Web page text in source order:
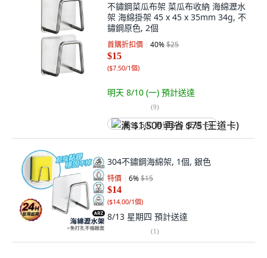
不鏽鋼菜瓜布架 菜瓜布收納 海綿瀝水
架 海綿掛架 45 x 45 x 35mm 34g, 不
鏽鋼原色, 2個
首購折扣價 40%$25
$15
($7.50/1個)
明天 8/10 (一) 預計送達
(9)
满 $1,500 再省 $75 (王道卡)
304不鏽鋼海綿架, 1個, 銀色
特價 6%$15
$14
($14.00/1個)
8/13 星期四 預計送達
(1)